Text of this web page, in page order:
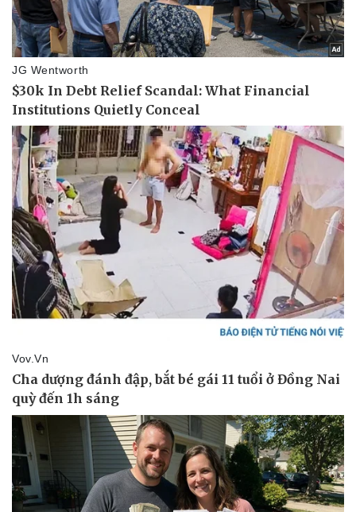
Pháp luật
Vụ án
Tin nóng
Tư vấn luật
Quân sự - Quốc phòng
Vũ khí
Việt Nam
Phân tích